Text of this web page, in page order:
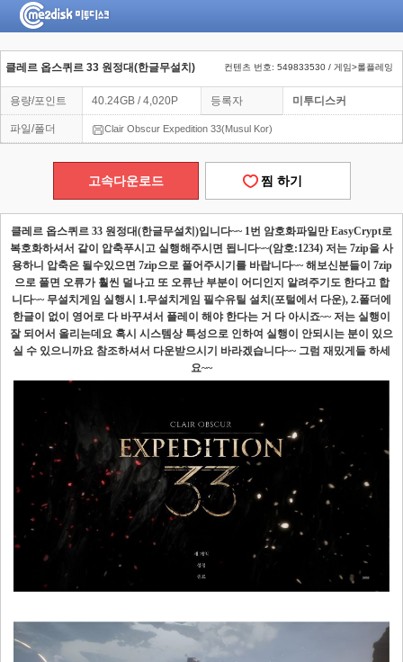
클레르 옵스퀴르 33 원정대(한글무설치) 컨텐츠 번호: 549833530 / 게임>롤플레잉
용량/포인트 40.24GB / 4,020P 등록자 미투디스커
파일/폴더 Clair Obscur Expedition 33(Musul Kor)
고속다운로드 찜 하기
클레르 옵스퀴르 33 원정대(한글무설치 )입니다~~ 1번 암호화파일만EasyCrypt로
복호화하셔서 같이 압축푸시고 실행해주시면 됩니다~~(암호:1234) 저는 7zip을 사
용하니 압축은 될수있으면 7zip으로 풀어주시기를 바랍니다~~ 해보신분들이 7zip
으로 풀면 오류가 훨씬 덜나고 또 오류난 부분이 어디인지 알려주기도 한다고 합
니다~~ 무설치게임 실행시 1.무설치게임 필수유틸 설치 (포털에서 다운), 2.폴더에
한글이 없이 영어로 다 바꾸셔서 플레이 해야 한다는 거 다 아시죠~~ 저는 실행이
잘 되어서 올리는데요 혹시 시스템상 특성으로 인하여 실행이 안되시는 분이 있으
실 수 있으니까요 참조하셔서 다운받으시기 바라겠습니다~~ 그럼 재밌게들 하세
요~~